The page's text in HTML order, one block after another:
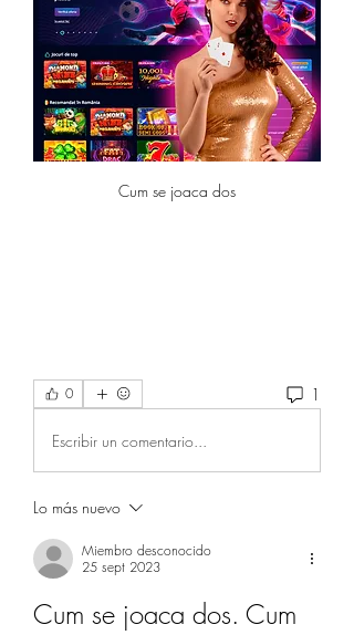
Cum se joaca dos
0 1
Escribir un comentario...
Lo más nuevo
Miembro desconocido
25 sept 2023
Cum se joaca dos. Cum